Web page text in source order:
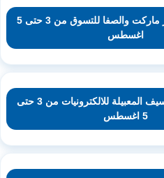
عروض ك ام هايبر ماركت والصفا للتسوق من 3 حتى 5
اغسطس
عروض مارك اند سيف المعبيلة للالكترونيات من 3 حتى
5 اغسطس